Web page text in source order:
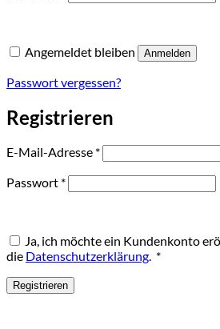
Angemeldet bleiben Anmelden
Passwort vergessen?
Registrieren
E-Mail-Adresse *Erforderlich
Passwort *Erforderlich
Ja, ich möchte ein Kundenkonto
die Datenschutzerklärung. *Erforderlich
Registrieren